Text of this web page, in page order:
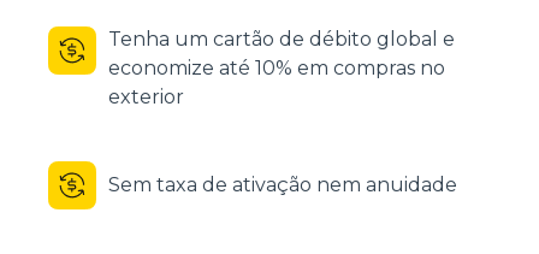
Tenha um cartão de débito global e
economize até 10% em compras no
exterior
Sem taxa de ativação nem anuidade